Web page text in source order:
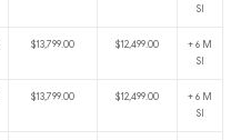
SI
$13,799.00 $12,499.00
+ 6 M
SI
$13,799.00 $12,499.00
+ 6 M
SI